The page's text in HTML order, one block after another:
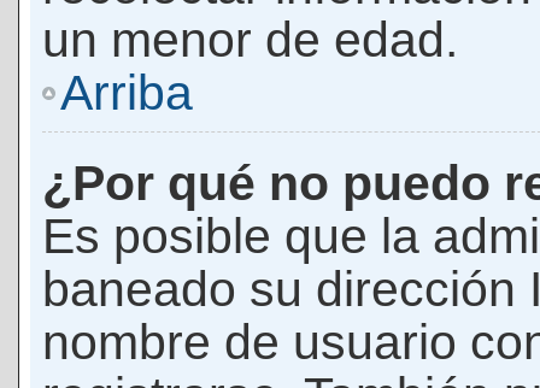
un menor de edad.
Arriba
¿Por qué no puedo
Es posible que la
baneado su dirección
nombre de usuario